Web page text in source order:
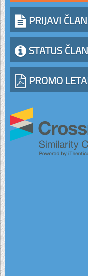
PRIJAVI
STATUS
PROMO